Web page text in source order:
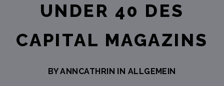
UNDER 40 DES
CAPITAL MAGAZINS
BY ANNCATHRIN IN ALLGEMEIN